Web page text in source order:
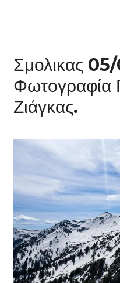
Σμολικας
Φωτογραφία
Ζιάγκας.